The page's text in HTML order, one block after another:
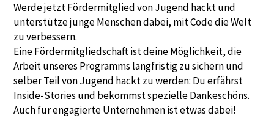
Werde jetzt Fördermitglied von Jugend hackt und
unterstütze junge Menschen dabei, mit Code die Welt
zu verbessern.
Eine Fördermitgliedschaft ist deine Möglichkeit, die
Arbeit unseres Programms langfristig zu sichern und
selber Teil von Jugend hackt zu werden: Du erfährst
Inside-Stories und bekommst spezielle Dankeschöns.
Auch für engagierte Unternehmen ist etwas dabei!